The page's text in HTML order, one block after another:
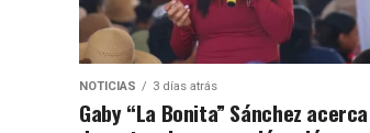
NOTICIAS 3 días atrás
Gaby “La Bonita” Sánchez